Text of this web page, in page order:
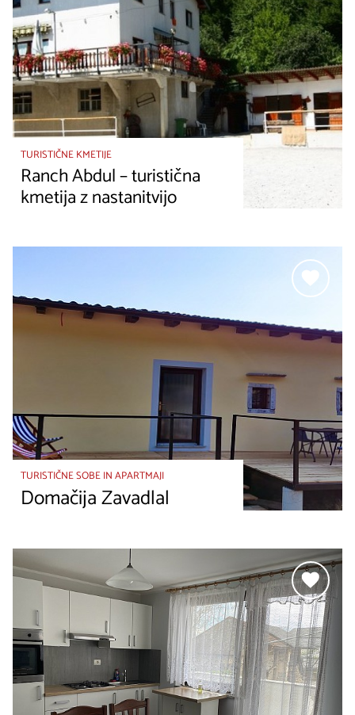
TURISTIČNE KMETIJE
Ranch Abdul – turistična
kmetija z nastanitvijo
TURISTIČNE SOBE IN APARTMAJI
Domačija Zavadlal